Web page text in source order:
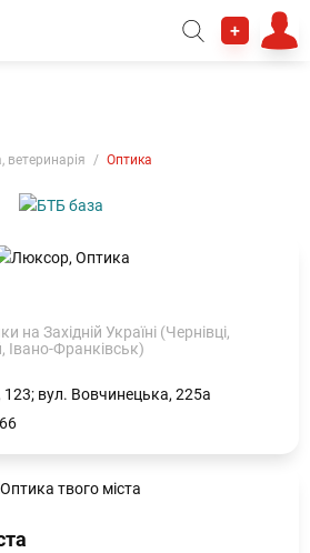
+
ветеринарія Оптика
на Західній Україні (Чернівці,
Івано-Франківськ)
вул. Вовчинецька, 225а